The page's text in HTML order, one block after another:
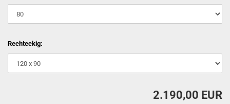
Rechteckig:
2.190,00 EUR